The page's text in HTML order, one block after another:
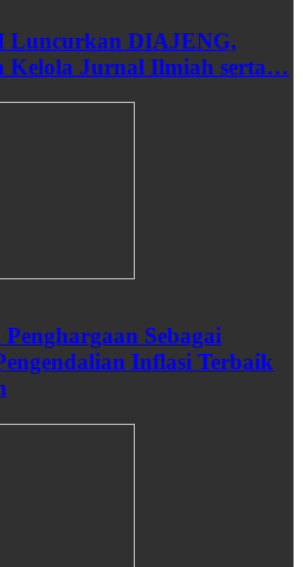
DIAJENG,
Kelola Jurnal Ilmiah serta…
Sebagai
Inflasi Terbaik